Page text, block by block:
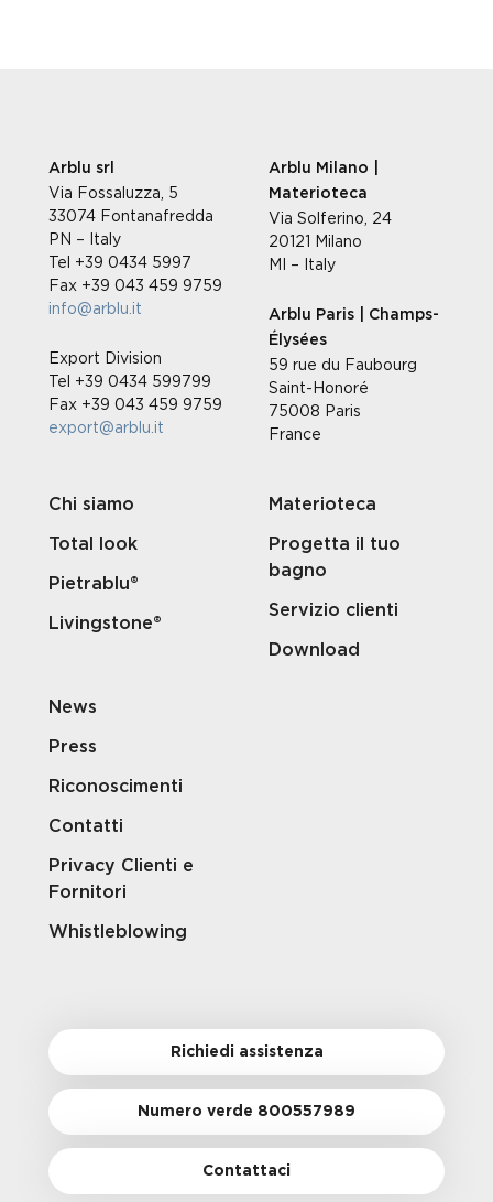
Arblu srl
Via Fossaluzza, 5
33074 Fontanafredda
PN – Italy
Tel +39 0434 5997
Fax +39 043 459 9759
info@arblu.it
Export Division
Tel +39 0434 599799
Fax +39 043 459 9759
export@arblu.it
Arblu Milano |
Materioteca
Via Solferino, 24
20121 Milano
MI – Italy
Arblu Paris | Champs-
Élysées
59 rue du Faubourg
Saint-Honoré
75008 Paris
France
Chi siamo
Total look
Pietrablu®
Livingstone®
Materioteca
Progetta il tuo
bagno
Servizio clienti
Download
News
Press
Riconoscimenti
Contatti
Privacy Clienti e
Fornitori
Whistleblowing
Richiedi assistenza
Numero verde 800557989
Contattaci